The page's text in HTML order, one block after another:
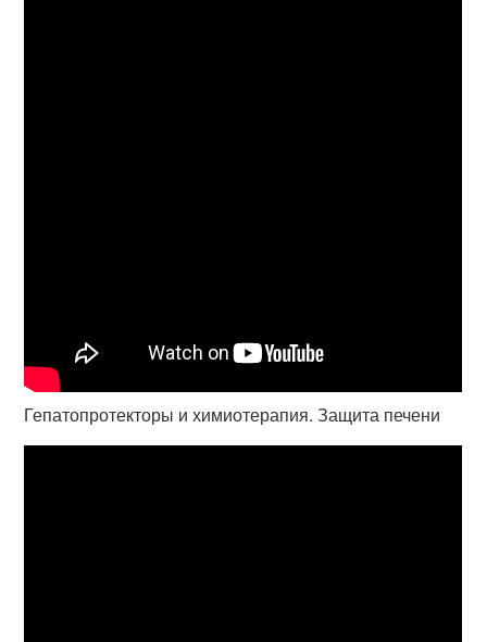
Гепатопротекторы и химиотерапия. Защита печени